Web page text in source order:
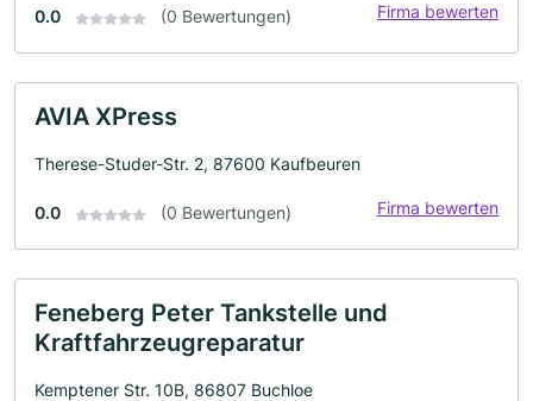
0.0 (0 Bewertungen) Firma bewerten
AVIA XPress
Therese-Studer-Str. 2, 87600 Kaufbeuren
0.0 (0 Bewertungen) Firma bewerten
Feneberg Peter Tankstelle und
Kraftfahrzeugreparatur
Kemptener Str. 10B, 86807 Buchloe